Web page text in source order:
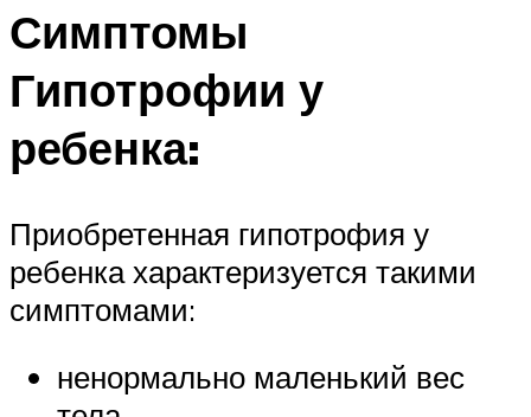
Симптомы
Гипотрофии у
ребенка:
Приобретенная гипотрофия у
ребенка характеризуется такими
симптомами:
ненормально маленький вес